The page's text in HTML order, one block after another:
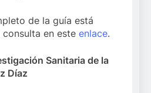
de la guía está
en este enlace.
Sanitaria de la
Díaz